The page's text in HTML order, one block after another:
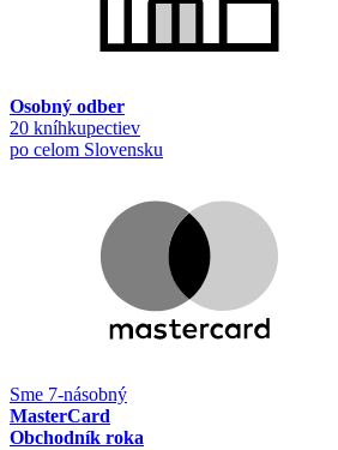
Osobný odber
20 kníhkupectiev
po celom Slovensku
Sme 7-násobný
MasterCard
Obchodník roka